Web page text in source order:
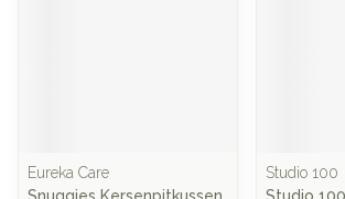
Eureka Care
Studio 100